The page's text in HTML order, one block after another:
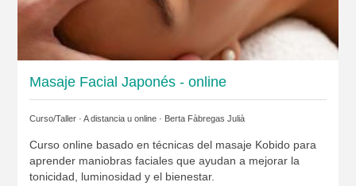
Masaje Facial Japonés - online
Curso/Taller · A distancia u online · Berta Fàbregas Julià
Curso online basado en técnicas del masaje Kobido para
aprender maniobras faciales que ayudan a mejorar la
tonicidad, luminosidad y el bienestar.